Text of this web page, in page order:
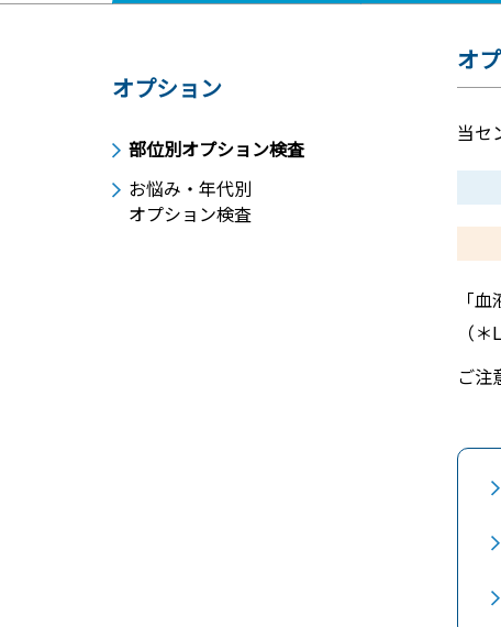
オプション
部位別オプション検査
お悩み・年代別
オプション検査
オ
当セ
「
（
ご注